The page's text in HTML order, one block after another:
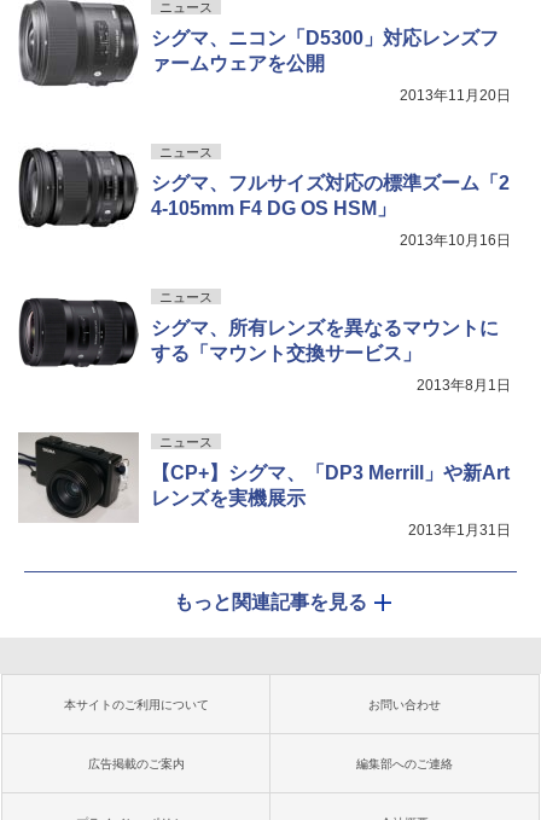
ニュース
シグマ、ニコン「D5300」対応レンズフ
ァームウェアを公開
2013年11月20日
ニュース
シグマ、フルサイズ対応の標準ズーム「2
4-105mm F4 DG OS HSM」
2013年10月16日
ニュース
シグマ、所有レンズを異なるマウントに
する「マウント交換サービス」
2013年8月1日
ニュース
【CP+】シグマ、「DP3 Merrill」や新Art
レンズを実機展示
2013年1月31日
もっと関連記事を見る
本サイトのご利用について お問い合わせ
広告掲載のご案内 編集部へのご連絡